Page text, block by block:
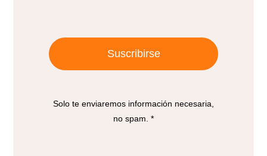
Suscribirse
Solo te enviaremos información necesaria,
no spam. *